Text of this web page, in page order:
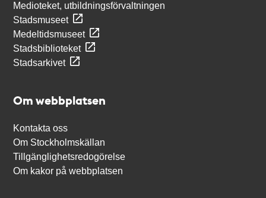
Medioteket, utbildningsförvaltningen
Stadsmuseet
Medeltidsmuseet
Stadsbiblioteket
Stadsarkivet
Om webbplatsen
Kontakta oss
Om Stockholmskällan
Tillgänglighetsredogörelse
Om kakor på webbplatsen